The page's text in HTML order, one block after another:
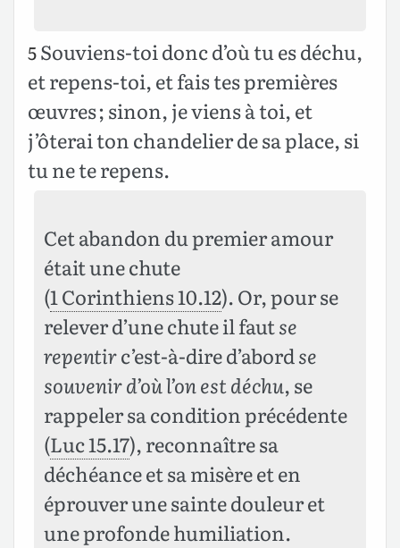
5Souviens-toi donc d’où tu es déchu,
et repens-toi, et fais tes premières
œuvres ; sinon, je viens à toi, et
j’ôterai ton chandelier de sa place, si
tu ne te repens.
Cet abandon du premier amour
était une chute
(1 Corinthiens 10.12). Or, pour se
relever d’une chute il fautse
repentirc’est-à-dire d’abordse
souvenir d’où l’on est déchu, se
rappeler sa condition précédente
(Luc 15.17), reconnaître sa
déchéance et sa misère et en
éprouver une sainte douleur et
une profonde humiliation.